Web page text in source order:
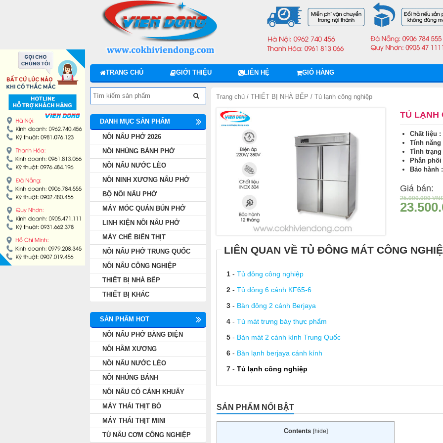
TRANG CHỦ GIỚI THIỆU LIÊN HỆ GIỎ HÀNG
Trang chủ / THIẾT BỊ NHÀ BẾP / Tủ lạnh công nghiệp
TỦ LẠNH
Chất liệu :
Tính năng
Tình trạng
Phân
Bảo hành
Giá bán:
25.000.000
LIÊN QUAN VỀ TỦ ĐÔNG MÁT CÔNG
1- Tủ đông công nghiệp
2- Tủ đông 6 cánh KF65-6
3- Bàn đông 2 cánh Berjaya
4- Tủ mát trưng bày thực phẩm
5- Bàn mát 2 cánh kính Trung Quốc
6- Bàn lạnh berjaya cánh kính
7- Tủ lạnh công nghiệp
SẢN PHẨM NỔI BẬT
Contents [hide]
DANH MỤC SẢN PHẨM
NỒI NẤU PHỞ 2026
NỒI NHÚNG BÁNH PHỞ
NỒI NẤU NƯỚC LÈO
NỒI NINH XƯƠNG NẤU PHỞ
BỘ NỒI NẤU PHỞ
MÁY MÓC QUÁN BÚN PHỞ
LINH KIỆN NỒI NẤU PHỞ
MÁY CHẾ BIẾN THỊT
NỒI NẤU PHỞ TRUNG QUỐC
NỒI NẤU CÔNG NGHIỆP
THIẾT BỊ NHÀ BẾP
THIẾT BỊ KHÁC
SẢN PHẨM HOT
NỒI NẤU PHỞ BẰNG ĐIỆN
NỒI HẦM XƯƠNG
NỒI NẤU NƯỚC LÈO
NỒI NHÚNG BÁNH
NỒI NẤU CÓ CÁNH KHUẤY
MÁY THÁI THỊT BÒ
MÁY THÁI THỊT MINI
TỦ NẤU CƠM CÔNG NGHIỆP
NỒI NHÚNG BÁNH PHỞ
NỒI NẤU NƯỚC LÈO
NỒI NINH XƯƠNG NẤU PHỞ
BỘ NỒI NẤU PHỞ
MÁY MÓC QUÁN BÚN PHỞ
LINH KIỆN NỒI NẤU PHỞ
MÁY CHẾ BIẾN THỊT
NỒI NẤU PHỞ TRUNG QUỐC
NỒI NẤU CÔNG NGHIỆP